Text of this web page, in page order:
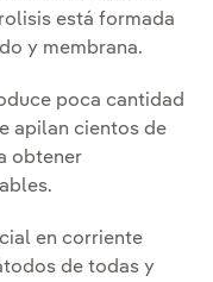
está formada
y membrana.
poca cantidad
apilan cientos de
obtener
en corriente
de todas y